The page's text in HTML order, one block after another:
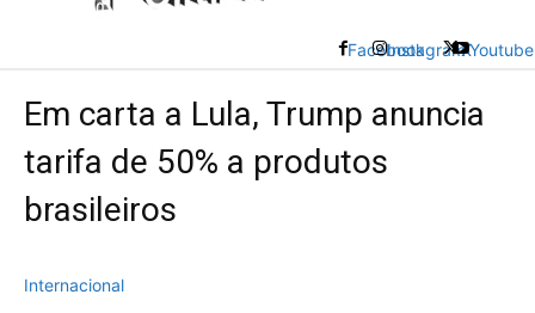
FacebookInstagramXYoutube
Em carta a Lula, Trump anuncia
tarifa de 50% a produtos
brasileiros
Internacional